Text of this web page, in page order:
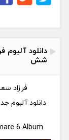
دانلود
شش
فرزاد
دانلود آلبوم
6 Album